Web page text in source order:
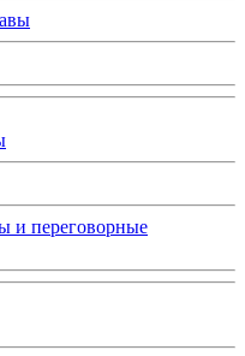
и переговорные